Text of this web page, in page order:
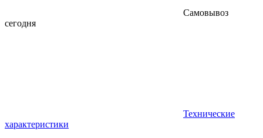
Самовывоз
сегодня
Технические
характеристики